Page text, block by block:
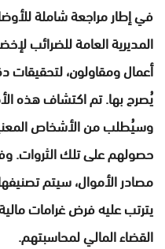
في إطار مراجعة شاملة
أعمال ومقاولون، لتحقيقات
يُصرح بها. تم اكتشاف هذه
وسيُطلب من الأشخاص
حصولهم على تلك الثروات.
مصادر الأموال، سيتم
يترتب عليه فرض غرامات
القضاء المالي لمحاسبتهم.